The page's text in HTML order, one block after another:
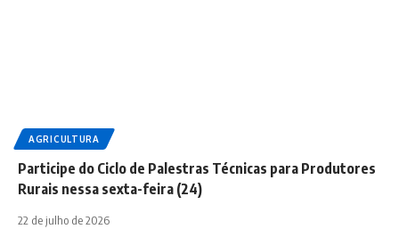
AGRICULTURA
Participe do Ciclo de Palestras Técnicas para Produtores
Rurais nessa sexta-feira (24)
22 de julho de 2026